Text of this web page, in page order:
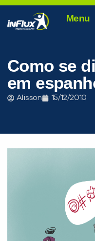
Menu
Como se
em
Alisson 15/12/2010